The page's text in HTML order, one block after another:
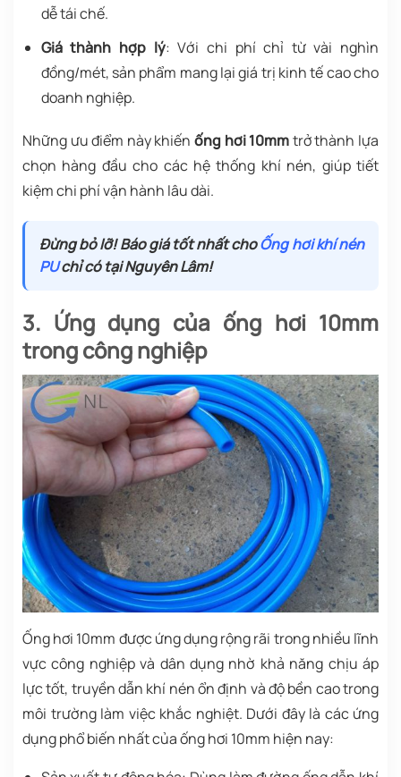
dễ tái chế.
Giá thành hợp lý: Với chi phí chỉ từ vài nghìn
đồng/mét, sản phẩm mang lại giá trị kinh tế cao cho
doanh nghiệp.
Những ưu điểm này khiến ống hơi 10mmtrở thành lựa
chọn hàng đầu cho các hệ thống khí nén, giúp tiết
kiệm chi phí vận hành lâu dài.
Đừng bỏ lỡ! Báo giá tốt nhất choỐng hơi khí nén
PUchỉ có tại Nguyên Lâm!
3. Ứng dụng của ống hơi 10mm
trong công nghiệp
Ống hơi 10mm được ứng dụng rộng rãi trong nhiều lĩnh
vực công nghiệp và dân dụng nhờ khả năng chịu áp
lực tốt, truyền dẫn khí nén ổn định và độ bền cao trong
môi trường làm việc khắc nghiệt. Dưới đây là các ứng
dụng phổ biến nhất của ống hơi 10mm hiện nay: